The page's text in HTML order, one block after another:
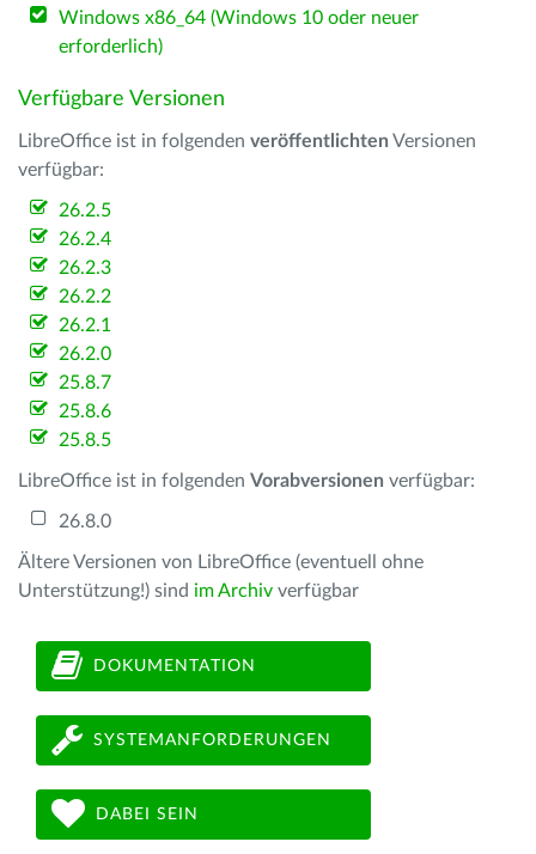
Windows x86_64 (Windows 10 oder neuer
erforderlich)
Verfügbare Versionen
LibreOffice ist in folgenden veröffentlichten Versionen
verfügbar:
26.2.5
26.2.4
26.2.3
26.2.2
26.2.1
26.2.0
25.8.7
25.8.6
25.8.5
LibreOffice ist in folgenden Vorabversionen verfügbar:
26.8.0
Ältere Versionen von LibreOffice (eventuell ohne
Unterstützung!) sind im Archiv verfügbar
DOKUMENTATION
SYSTEMANFORDERUNGEN
DABEI SEIN